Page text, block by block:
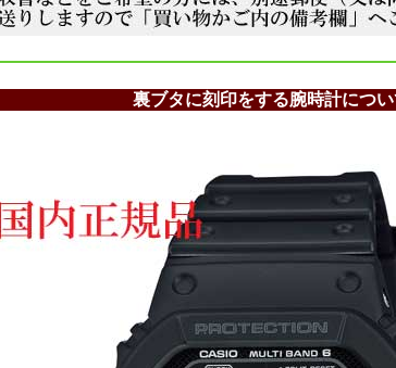
裏ブタに刻印をする腕時計につ